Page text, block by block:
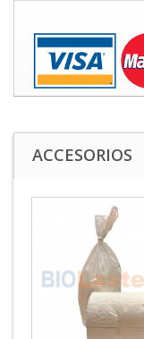
ACCESORIOS